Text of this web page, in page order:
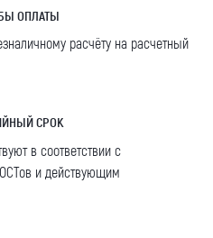
ОПЛАТЫ
расчёту на расчетный
СРОК
в соответствии с
и действующим